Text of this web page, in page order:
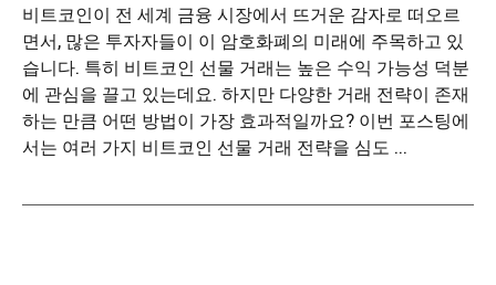
비트코인이 전 세계 금융 시장에서 뜨거운 감자로 떠오르
면서, 많은 투자자들이 이 암호화폐의 미래에 주목하고 있
습니다. 특히 비트코인 선물 거래는 높은 수익 가능성 덕분
에 관심을 끌고 있는데요. 하지만 다양한 거래 전략이 존재
하는 만큼 어떤 방법이 가장 효과적일까요? 이번 포스팅에
서는 여러 가지 비트코인 선물 거래 전략을 심도 ...